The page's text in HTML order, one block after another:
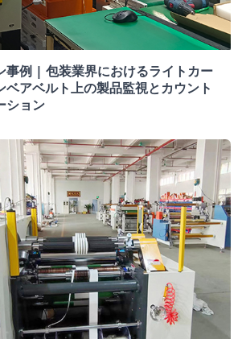
事例 | 包装業界におけるライトカー
ベアベルト上の製品監視とカウント
ション